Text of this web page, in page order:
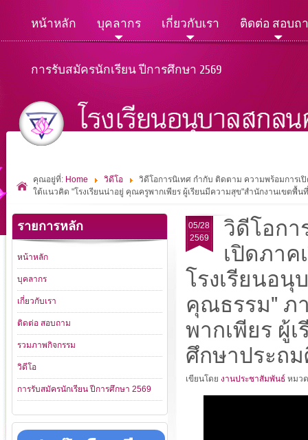
หน้าหลัก บุคลากร เกี่ยวกับเรา ติดต่อ สอบถ
การรับสมัครนักเรียน ปีการศึกษา 2569
คุณอยู่ที่: Home วิดีโอ
วิดีโอการนิเทศ กำกับ ติดตาม ความพร้อมการเ
ใต้แนวคิด "โรงเรียนน่าอยู่ คุณครูพากเพียร ผู้เรียนมีความสุข"สำนักงานเขตพื้
05/28
2569
วิดีโอก
เปิดภา
โรงเรียนอ
คุณธรรม" ภ
พากเพียร ผู้
ศึกษาประถ
เขียนโดย งานประชาสัมพันธ์ หมว
รายการหลัก
หน้าหลัก
บุคลากร
เกี่ยวกับเรา
ติดต่อ สอบถาม
รวมภาพกิจกรรม
วิดีโอ
การรับสมัครนักเรียน ปีการศึกษา 2569